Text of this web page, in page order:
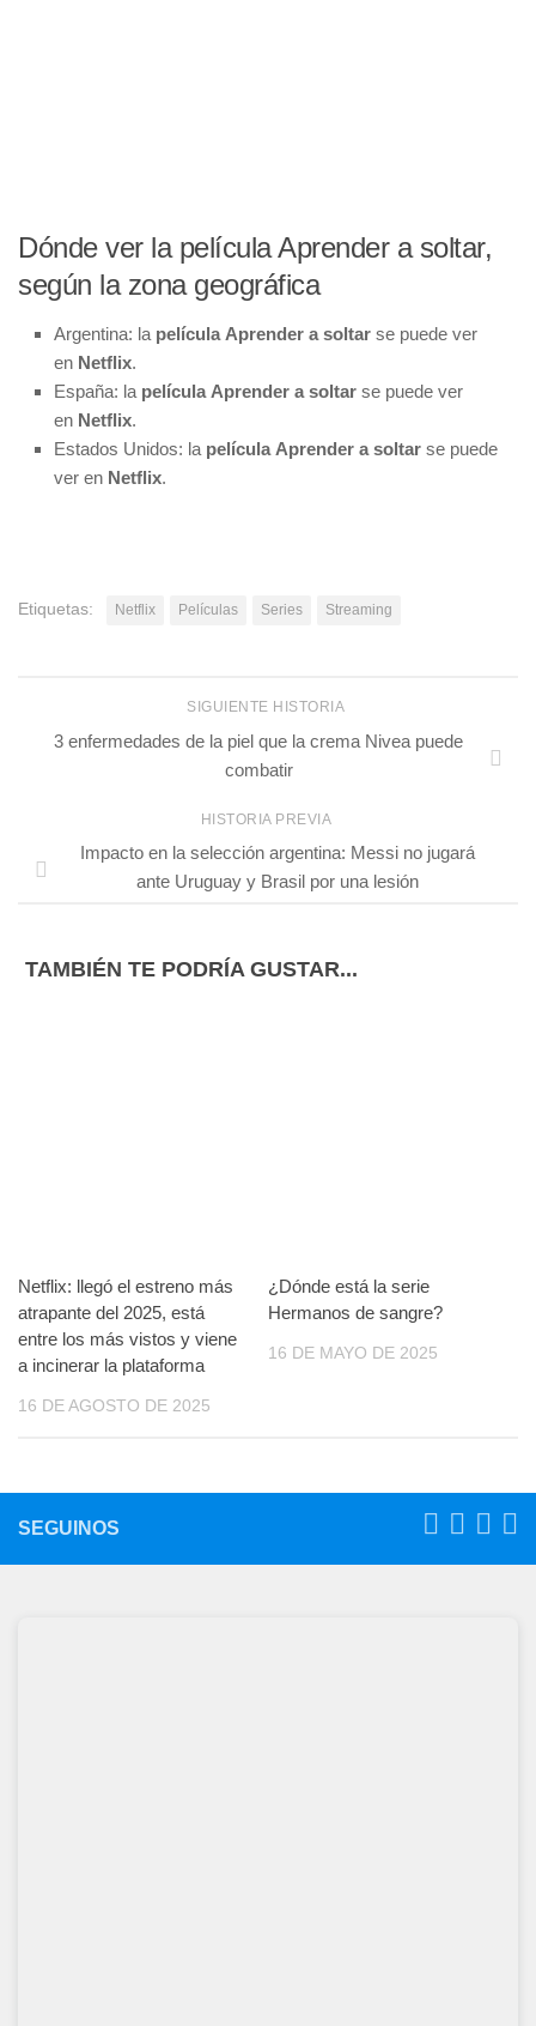
Dónde ver la película Aprender a soltar,
según la zona geográfica
Argentina: la película Aprender a soltar se puede ver
en Netflix.
España: la película Aprender a soltar se puede ver
en Netflix.
Estados Unidos: la película Aprender a soltar se puede
ver en Netflix.
Etiquetas: Netflix Películas Series Streaming
SIGUIENTE HISTORIA
3 enfermedades de la piel que la crema Nivea puede
combatir
HISTORIA PREVIA
Impacto en la selección argentina: Messi no jugará
ante Uruguay y Brasil por una lesión
TAMBIÉN TE PODRÍA GUSTAR...
Netflix: llegó el estreno más
atrapante del 2025, está
entre los más vistos y viene
a incinerar la plataforma
16 DE AGOSTO DE 2025
¿Dónde está la serie
Hermanos de sangre?
16 DE MAYO DE 2025
SEGUINOS